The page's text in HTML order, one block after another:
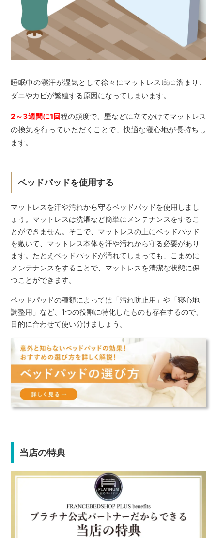
睡眠中の寝汗が湿気として徐々にマットレス底に溜まり、
ダニやカビが繁殖する原因になってしまいます。
2～3週間に1回程の頻度で、壁などに立てかけてマットレス
の換気を行っていただくことで、快適な寝心地が長持ちし
ます。
ベッドパッドを使用する
マットレスを汗や汚れから守るベッドパッドを使用しまし
ょう。マットレスは洗濯など簡単にメンテナンスをするこ
とができません。そこで、マットレスの上にベッドパッド
を敷いて、マットレス本体を汗や汚れから守る必要があり
ます。たとえベッドパッドが汚れてしまっても、こまめに
メンテナンスをすることで、マットレスを清潔な状態に保
つことができます。
ベッドパッドの種類によっては「汚れ防止用」や「寝心地
調整用」など、1つの役割に特化したものも存在するので、
目的に合わせて使い分けましょう。
当店の特典